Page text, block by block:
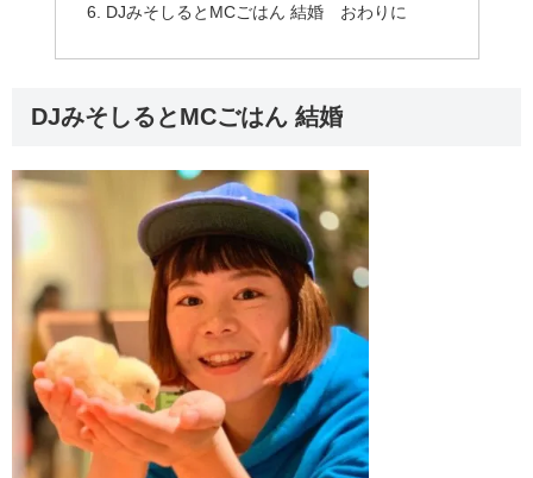
DJみそしるとMCごはん 結婚 おわりに
DJみそしるとMCごはん 結婚